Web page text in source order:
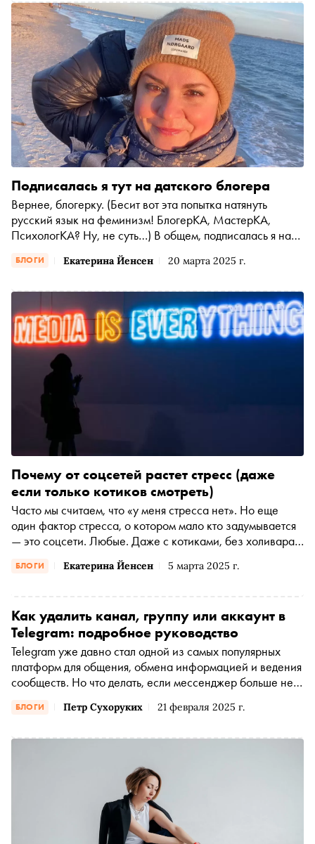
где даже молчание стало формой общения? Это первый
из материалов спецпроекта «Сноба» о цифровом
будущем. Мы начинаем с самого чувствительного — с
того, как технологии перепрошили саму ткань
человеческой близости
БЛОГИ Екатерина Йенсен 20 марта 2025 г.
Подписалась я тут на датского блогера
Вернее, блогерку. (Бесит вот эта попытка натянуть
русский язык на феминизм! БлогерКА, МастерКА,
ПсихологКА? Ну, не суть…) В общем, подписалась я на
ядовитом русскоязычном интернете. В нем, по
всех женщин вечно ждут подвигов фигуры, достижений,
счастливых (?) отношений, количества детей, морщин и
накачанной ж.
БЛОГИ Екатерина Йенсен 5 марта 2025 г.
Почему от соцсетей растет стресс (даже
если только котиков смотреть)
Часто мы считаем, что «у меня стресса нет». Но еще
один фактор стресса, о котором мало кто задумывается
— это соцсети. Любые. Даже с котиками, без холивара,
скандалов в комментариях, сравнения своего
«неуспеха» с их «успехом», и т. п.
БЛОГИ Петр Сухоруких 21 февраля 2025 г.
Как удалить канал, группу или аккаунт в
Telegram: подробное руководство
Telegram уже давно стал одной из самых популярных
платформ для общения, обмена информацией и ведения
сообществ. Но что делать, если мессенджер больше не
Telegram, группу, а порой даже полностью снести
навсегда» или «как пожаловаться на канал в Telegram»
ситуациях последовательно и в деталях